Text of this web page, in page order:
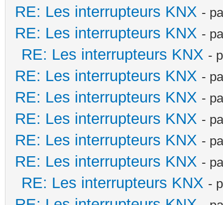
RE: Les interrupteurs KNX -
RE: Les interrupteurs KNX -
RE: Les interrupteurs KNX -
RE: Les interrupteurs KNX -
RE: Les interrupteurs KNX -
RE: Les interrupteurs KNX -
RE: Les interrupteurs KNX -
RE: Les interrupteurs KNX -
RE: Les interrupteurs KNX -